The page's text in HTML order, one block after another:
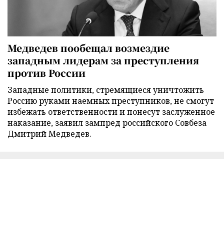
Медведев пообещал возмездие
западным лидерам за преступления
против России
Западные политики, стремящиеся уничтожить
Россию руками наемных преступников, не смогут
избежать ответственности и понесут заслуженное
наказание, заявил зампред российского Совбеза
Дмитрий Медведев.